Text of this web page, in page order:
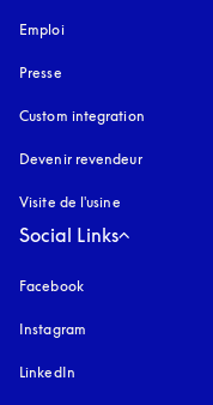
Emploi
Presse
Custom integration
Devenir revendeur
Visite de l'usine
Social Links
Facebook
Instagram
LinkedIn